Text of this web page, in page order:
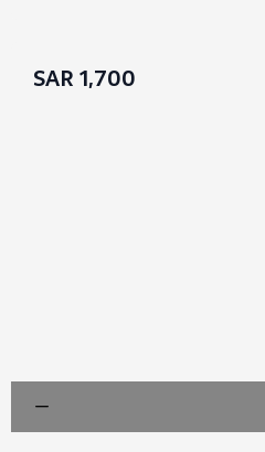
1,700 SAR